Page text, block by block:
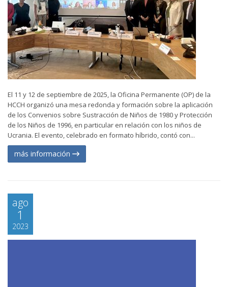
El 11 y 12 de septiembre de 2025, la Oficina Permanente (OP) de la
HCCH organizó una mesa redonda y formación sobre la aplicación
de los Convenios sobre Sustracción de Niños de 1980 y Protección
de los Niños de 1996, en particular en relación con los niños de
Ucrania. El evento, celebrado en formato híbrido, contó con...
más información
ago
1
2023